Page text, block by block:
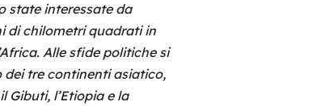
state interessate da
di chilometri quadrati in
Alle sfide politiche si
dei tre continenti asiatico,
l’Etiopia e la